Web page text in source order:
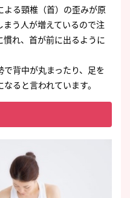
よる頸椎（首）の歪みが原
う人が増えているので注
れ、首が前に出るように
背中が丸まったり、足を
ると言われています。